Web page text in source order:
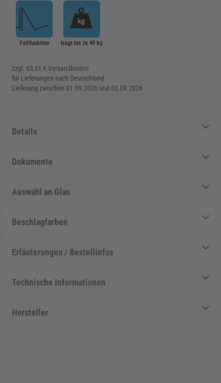
Faltfunktion trägt bis zu 40 kg
zzgl. 65,51 € Versandkosten
für Lieferungen nach Deutschland
Lieferung zwischen 01.09.2026 und 03.09.2026
Details
Dokumente
Auswahl an Glas
Beschlagfarben
Erläuterungen / Bestellinfos
Technische Informationen
Hersteller